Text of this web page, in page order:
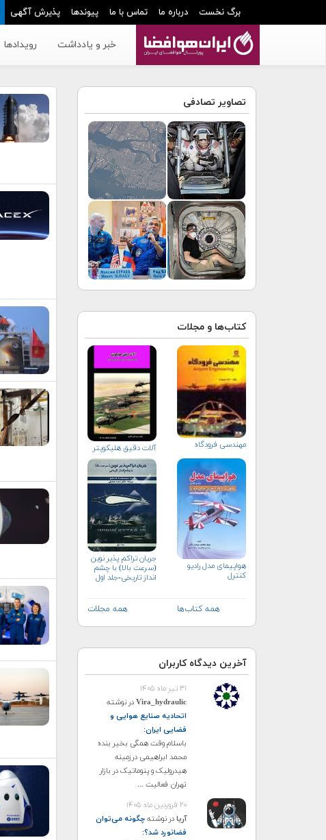
برگ نخست درباره ما تماس با ما پیوندها پذیرش آگهی
خبر و یادداشت رویدادها
تصاویر تصادفی
کتاب‌ها و مجلات
مهندسي فرودگاه آلات دقيق هليكوپتر
هواپيمای مدل راديو
كنترل
جریان تراکم پذیر نوین
(سرعت بالا) با چشم
انداز تاریخی-جلد اول
همه کتاب‌ها همه مجلات
آخرین دیدگاه کاربران
۳۱ تیر ماه ۱۴۰۵
Vira_hydraulicدر نوشته
اتحادیه صنایع هوایی و
فضایی ایران:
باسلام وقت همگی بخیر بنده
محمد ابراهیمی درزمینه
هیدرولیک و پنوماتیک در بازار
تهران فعالیت ...
۲۰ فروردین ماه ۱۴۰۵
آریادر نوشتهچگونه می‌توان
فضانورد شد؟: